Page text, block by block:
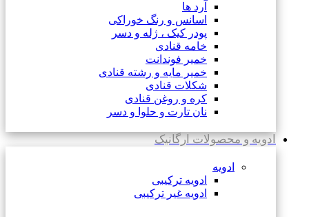
آرد ها
اسانس و رنگ خوراکی
پودر کیک ، ژله و دسر
خامه قنادی
خمیر فوندانت
خمیر مایه و رشته قنادی
شکلات قنادی
کره و روغن قنادی
نان تارت و حلوا و دسر
ادویه و محصولات ارگانیک
ادویه
ادویه ترکیبی
ادویه غیر ترکیبی